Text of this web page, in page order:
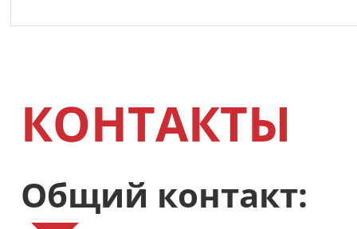
КОНТАКТЫ
Общий контакт: